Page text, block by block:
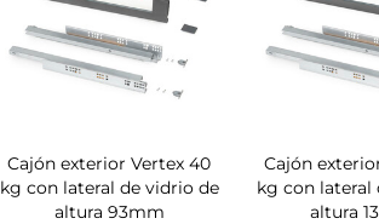
Cajón exterior Vertex 40
kg con lateral de vidrio de
altura 93mm
Cajón
kg con lateral
altura